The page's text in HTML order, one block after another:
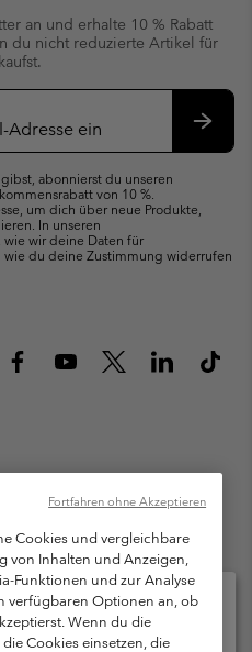
an und erhalte 10 % Rabatt
du nicht reduzierte Artikel für
abonnierst du unseren
von 10 %.
um dich über neue Produkte,
In unseren
wie wir deine Daten für
du deine Zustimmung widerrufen
Moosfeldstraße 1, 5101
vorbehalten.
Verkaufsbedingungen
Garantie
Mitglieder Programms
Cookies und vergleichbare
von Inhalten und Anzeigen,
Funktionen und zur Analyse
verfügbaren Optionen an, ob
Wenn du die
Cookies einsetzen, die
Fortfahren ohne Akzeptieren